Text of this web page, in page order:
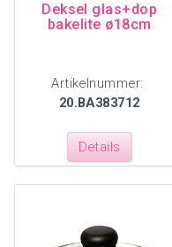
Deksel glas+dop
bakelite ø18cm
Artikelnummer:
20.BA383712
Details